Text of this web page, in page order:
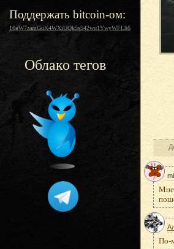
Поддержать bitcoin-ом:
16gW7zamGuK4WXiUQk5s542wu1YwyWFLh6
Облако тегов
Мне
По-